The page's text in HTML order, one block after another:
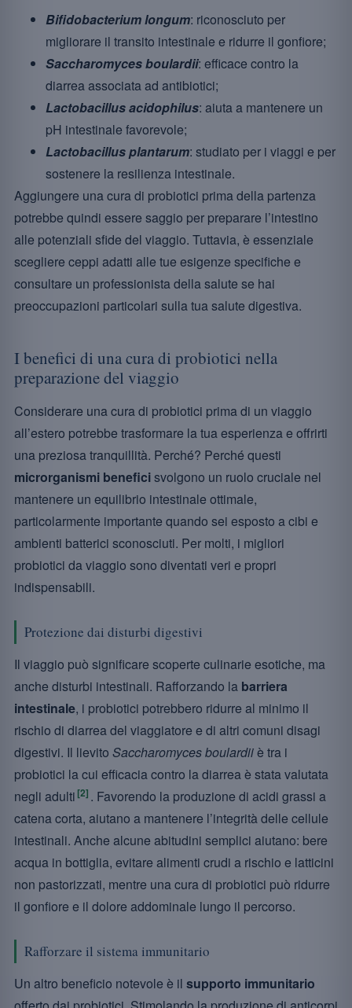
Bifidobacterium longum: riconosciuto per
migliorare il transito intestinale e ridurre il gonfiore;
Saccharomyces boulardii: efficace contro la
diarrea associata ad antibiotici;
Lactobacillus acidophilus: aiuta a mantenere un
pH intestinale favorevole;
Lactobacillus plantarum: studiato per i viaggi e per
sostenere la resilienza intestinale.
Aggiungere una cura di probiotici prima della partenza
potrebbe quindi essere saggio per preparare l’intestino
alle potenziali sfide del viaggio. Tuttavia, è essenziale
scegliere ceppi adatti alle tue esigenze specifiche e
consultare un professionista della salute se hai
preoccupazioni particolari sulla tua salute digestiva.
I benefici di una cura di probiotici nella
preparazione del viaggio
Considerare una cura di probiotici prima di un viaggio
all’estero potrebbe trasformare la tua esperienza e offrirti
una preziosa tranquillità. Perché? Perché questi
microrganismi beneficisvolgono un ruolo cruciale nel
mantenere un equilibrio intestinale ottimale,
particolarmente importante quando sei esposto a cibi e
ambienti batterici sconosciuti. Per molti, i migliori
probiotici da viaggio sono diventati veri e propri
indispensabili.
Protezione dai disturbi digestivi
Il viaggio può significare scoperte culinarie esotiche, ma
anche disturbi intestinali. Rafforzando la barriera
intestinale, i probiotici potrebbero ridurre al minimo il
rischio di diarrea del viaggiatore e di altri comuni disagi
digestivi. Il lievito Saccharomyces boulardiiè tra i
probiotici la cui efficacia contro la diarrea è stata valutata
negli adulti [2] . Favorendo la produzione di acidi grassi a
catena corta, aiutano a mantenere l’integrità delle cellule
intestinali. Anche alcune abitudini semplici aiutano: bere
acqua in bottiglia, evitare alimenti crudi a rischio e latticini
non pastorizzati, mentre una cura di probiotici può ridurre
il gonfiore e il dolore addominale lungo il percorso.
Rafforzare il sistema immunitario
Un altro beneficio notevole è il supporto immunitario